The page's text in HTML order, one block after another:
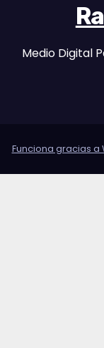
Medio Digital
Funciona gracias a